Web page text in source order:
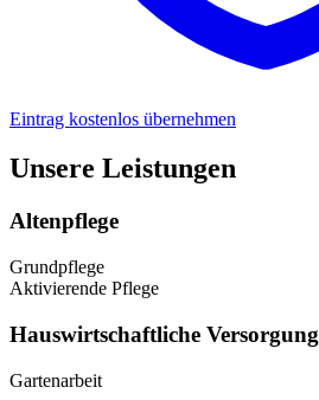
Eintrag kostenlos übernehmen
Unsere Leistungen
Altenpflege
Grundpflege
Aktivierende Pflege
Hauswirtschaftliche Versorgung
Gartenarbeit